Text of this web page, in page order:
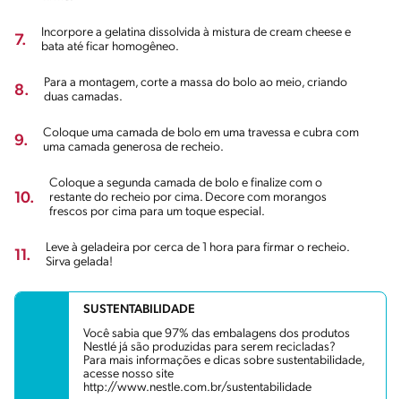
7.
Incorpore a gelatina dissolvida à mistura de cream cheese e
bata até ficar homogêneo.
8.
Para a montagem, corte a massa do bolo ao meio, criando
duas camadas.
9.
Coloque uma camada de bolo em uma travessa e cubra com
uma camada generosa de recheio.
10.
Coloque a segunda camada de bolo e finalize com o
restante do recheio por cima. Decore com morangos
frescos por cima para um toque especial.
11.
Leve à geladeira por cerca de 1 hora para firmar o recheio.
Sirva gelada!
SUSTENTABILIDADE
Você sabia que 97% das embalagens dos produtos
Nestlé já são produzidas para serem recicladas?
Para mais informações e dicas sobre sustentabilidade,
acesse nosso site
http://www.nestle.com.br/sustentabilidade